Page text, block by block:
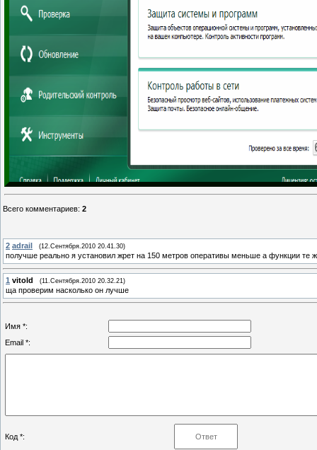
Всего комментариев: 2
2 adrail (12.Сентября.2010 20.41.30)
получше реально я установил жрет на 150 метров оперативы меньше а функции те
1 vitold (11.Сентября.2010 20.32.21)
ща проверим насколько он лучше
Имя *:
Email *:
Код *: